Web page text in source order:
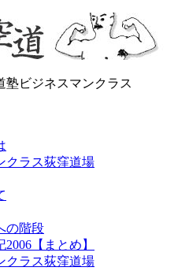
塾ビジネスマンクラス
クラス荻窪道場
の階段
【まとめ】
クラス荻窪道場